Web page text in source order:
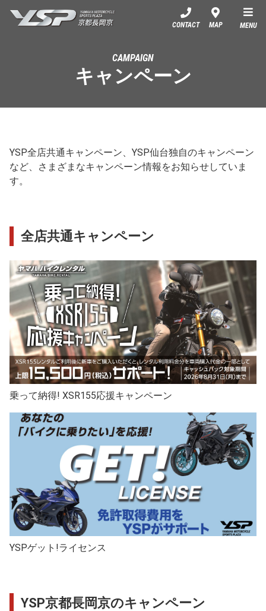
YSP京都長岡京
CONTACT MAP MENU
CAMPAIGN
キャンペーン
YSP全店共通キャンペーン、YSP仙台独自のキャンペーン
など、さまざまなキャンペーン情報をお知らせしていま
す。
全店共通キャンペーン
乗って納得! XSR155応援キャンペーン
YSPゲット!ライセンス
YSP京都長岡京のキャンペーン